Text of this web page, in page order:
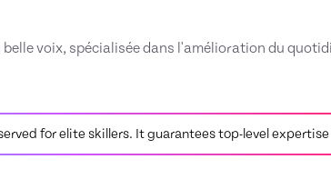
voix, spécialisée dans l'amélioration du
for elite skillers. It guarantees top-level